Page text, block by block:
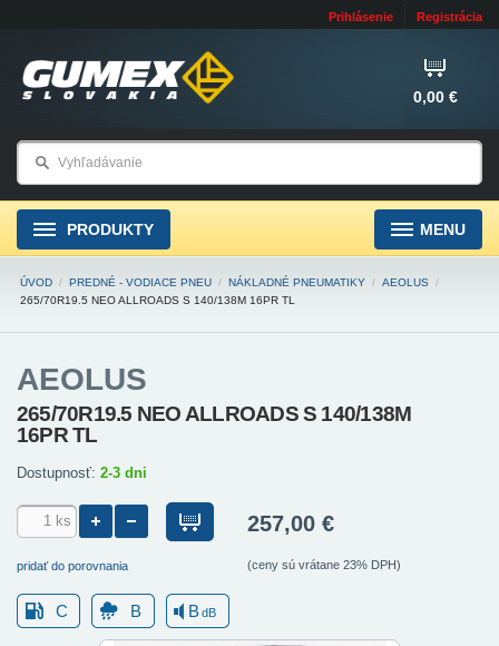
Prihlásenie Registrácia
0,00 €
PRODUKTY MENU
ÚVOD / PREDNÉ - VODIACE PNEU / NÁKLADNÉ PNEUMATIKY / AEOLUS /
265/70R19.5 NEO ALLROADS S 140/138M 16PR TL
AEOLUS
265/70R19.5 NEO ALLROADS S 140/138M
16PR TL
Dostupnosť: 2-3 dni
pridať do porovnania
257,00 €
(ceny sú vrátane 23% DPH)
C B BdB